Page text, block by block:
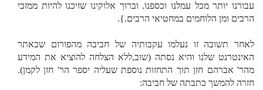
עבורנו יותר מכל עמלנו וכספנו. וברוך אלוקינו שזיכנו להיות ממזכי
הרבים ומן הלוחמים במחטיאי הרבים.}.
לאחר תשובה זו נעלמו עקבותיה של חביבה מהפורום שבאתר
האינטרנט שלנו והיא נסתה (שוב,ללא הצלחה להוציא את המידע
מהר' אברהם חזן תוך התחזות נוספת שעליה יספר הר' חזן לקמן).
חזרה להמשך כתבתה של חביבה: